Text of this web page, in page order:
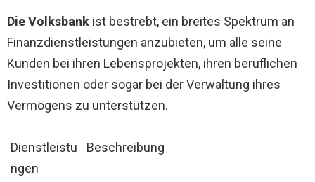
Die Volksbank ist bestrebt, ein breites Spektrum an
Finanzdienstleistungen anzubieten, um alle seine
Kunden bei ihren Lebensprojekten, ihren beruflichen
Investitionen oder sogar bei der Verwaltung ihres
Vermögens zu unterstützen.
Dienstleistu
ngen
Beschreibung